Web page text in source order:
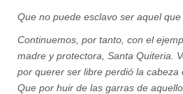
Que no puede esclavo ser aquel que
Continuemos, por tanto, con el
madre y protectora, Santa Quiteria.
por querer ser libre perdió la cabeza
Que por huir de las garras de